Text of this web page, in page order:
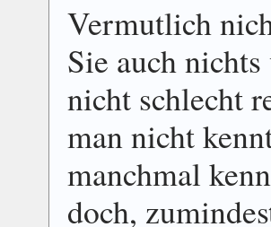
Vermutlich
Sie auch
nicht schlecht
man nicht
manchmal
doch,